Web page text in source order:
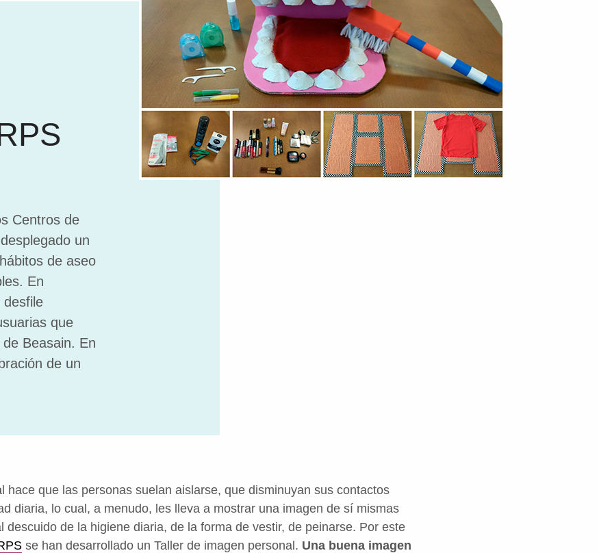
Centros de
un
de aseo
En
desfile
que
Beasain. En
de un
hace que las personas suelan aislarse, que disminuyan sus contactos
diaria, lo cual, a menudo, les lleva a mostrar una imagen de sí mismas
descuido de la higiene diaria, de la forma de vestir, de peinarse. Por este
se han desarrollado un Taller de imagen personal. Una buena imagen